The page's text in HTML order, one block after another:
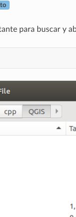
para buscar y